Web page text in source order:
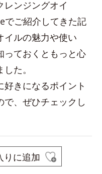
レンジングオイ
ご紹介してきた記
イルの魅力や使い
っておくともっと心
た。
きになるポイント
、ぜひチェックし
りに追加